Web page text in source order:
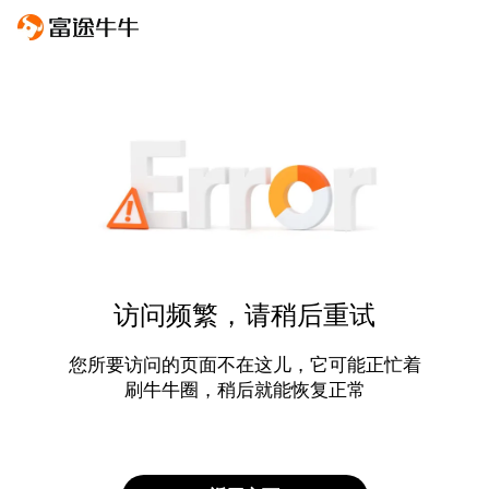
访问频繁，请稍后重试
您所要访问的页面不在这儿，它可能正忙着
刷牛牛圈，稍后就能恢复正常